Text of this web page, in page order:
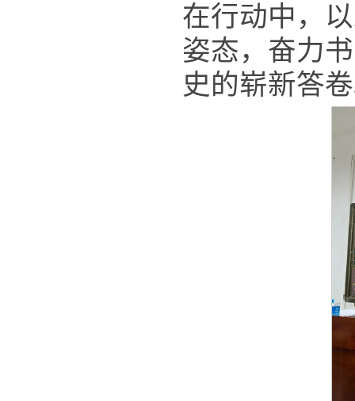
在行动中，
姿态，奋力
史的崭新答